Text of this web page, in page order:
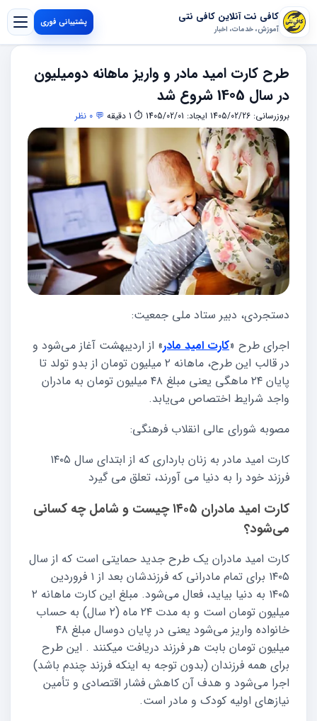
کافی نت آنلاین کافی نتی
آموزش، خدمات، اخبار
پشتیبانی فوری
طرح کارت امید مادر و واریز ماهانه دومیلیون
در سال 1405 شروع شد
بروزرسانی: 1405/02/26 ایجاد: 1405/02/01 ⏱ 1 دقیقه 💬 0 نظر
دستجردی، دبیر ستاد ملی جمعیت:
اجرای طرح «کارت امید مادر» از اردیبهشت‌ آغاز می‌شود و
در قالب این طرح، ماهانه ۲ میلیون تومان از بدو تولد تا
پایان ۲۴ ماهگی یعنی مبلغ ۴۸ میلیون تومان به مادران
واجد شرایط اختصاص می‌یابد.
مصوبه شورای عالی انقلاب فرهنگی:
کارت امید مادر به زنان بارداری که از ابتدای سال ۱۴۰۵
فرزند خود را به دنیا می‌ آورند، تعلق می‌ گیرد
کارت امید مادران ۱۴۰۵ چیست و شامل چه کسانی
می‌شود؟
کارت امید مادران یک طرح جدید حمایتی است که از سال
۱۴۰۵ برای تمام مادرانی که فرزندشان بعد از ۱ فروردین
۱۴۰۵ به دنیا بیاید، فعال می‌شود. مبلغ این کارت ماهانه ۲
میلیون تومان است و به مدت ۲۴ ماه (۲ سال) به حساب
خانواده واریز می‌شود یعنی در پایان دوسال مبلغ ۴۸
میلیون تومان بابت هر فرزند دریافت میکنند . این طرح
برای همه فرزندان (بدون توجه به اینکه فرزند چندم باشد)
اجرا می‌شود و هدف آن کاهش فشار اقتصادی و تأمین
نیازهای اولیه کودک و مادر است.